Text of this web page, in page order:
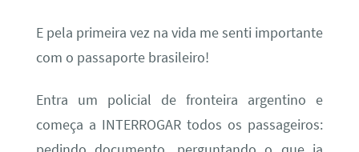
E pela primeira vez na vida me senti importante
com o passaporte brasileiro!
Entra um policial de fronteira argentino e
começa a INTERROGAR todos os passageiros: